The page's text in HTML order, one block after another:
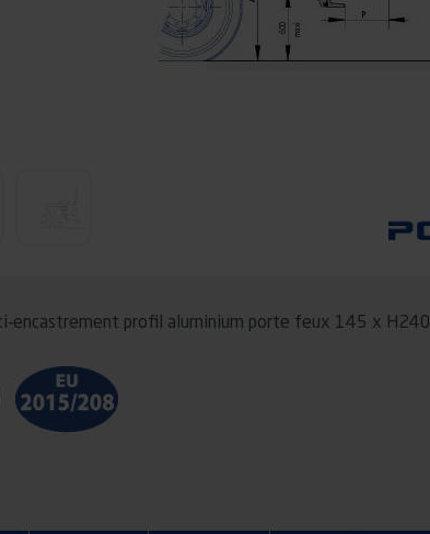
encastrement profil aluminium porte feux 145 x H240